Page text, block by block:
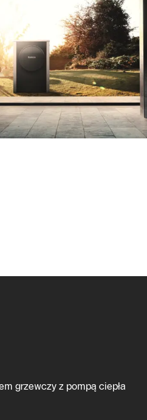
grzewczy z pompą ciepła